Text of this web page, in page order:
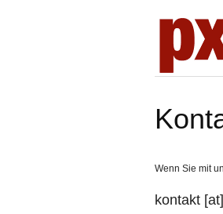
Wenn Sie mit
kontakt